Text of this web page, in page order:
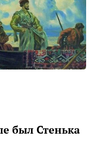
был Стенька